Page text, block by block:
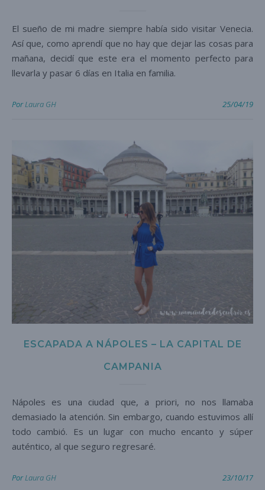
El sueño de mi madre siempre había sido visitar Venecia.
Así que, como aprendí que no hay que dejar las cosas para
mañana, decidí que este era el momento perfecto para
llevarla y pasar 6 días en Italia en familia.
PorLaura GH 25/04/19
ESCAPADA A NÁPOLES – LA CAPITAL DE
CAMPANIA
Nápoles es una ciudad que, a priori, no nos llamaba
demasiado la atención. Sin embargo, cuando estuvimos allí
todo cambió. Es un lugar con mucho encanto y súper
auténtico, al que seguro regresaré.
PorLaura GH 23/10/17